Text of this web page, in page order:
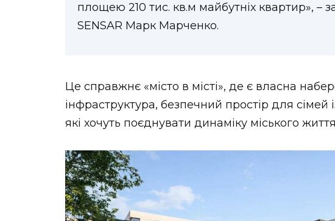
площею 210 тис. кв.м майбутніх квартир», –
SENSAR Марк Марченко.
Це справжнє «місто в місті», де є власна
інфраструктура, безпечний простір для
які хочуть поєднувати динаміку міського